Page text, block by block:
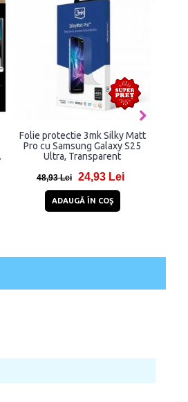
Folie protectie 3mk Silky Matt
Pro cu Samsung Galaxy S25
Ultra, Transparent
48,93 Lei 24,93 Lei
ADAUGĂ ÎN COŞ